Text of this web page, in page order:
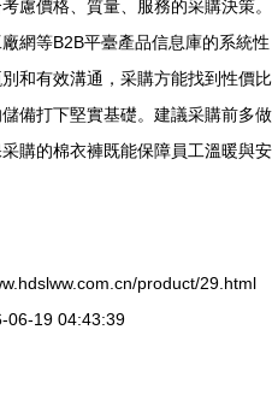
慮價格、質量、服務的采購決策。
網等B2B平臺產品信息庫的系統性
和有效溝通，采購方能找到性價比
備打下堅實基礎。建議采購前多做
購的棉衣褲既能保障員工溫暖與安
product/29.html
06-19 04:43:39